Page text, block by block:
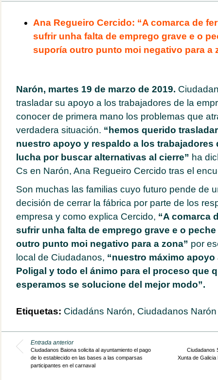
Ana Regueiro Cercido: “A comarca de
sufrir unha falta de emprego grave e o
suporía outro punto moi negativo para a
Narón, martes 19 de marzo de 2019.
trasladar su apoyo a los trabajadores de la
conocer de primera mano los problemas que
verdadera situación. “hemos querido
nuestro apoyo y respaldo a los trabajadores
lucha por buscar alternativas al cierre” ha
Cs en Narón, Ana Regueiro Cercido tras el
Son muchas las familias cuyo futuro pende de
decisión de cerrar la fábrica por parte de los
empresa y como explica Cercido, “A comarca
sufrir unha falta de emprego grave e o
outro punto moi negativo para a zona” por
local de Ciudadanos, “nuestro máximo
Poligal y todo el ánimo para el proceso que
esperamos se solucione del mejor modo”.
Etiquetas: Cidadáns Narón, Ciudadanos Narón
Entrada anterior
Ciudadanos Baiona solicita al ayuntamiento el pago
de lo establecido en las bases a las comparsas
participantes en el carnaval
Ciudadanos
Xunta de